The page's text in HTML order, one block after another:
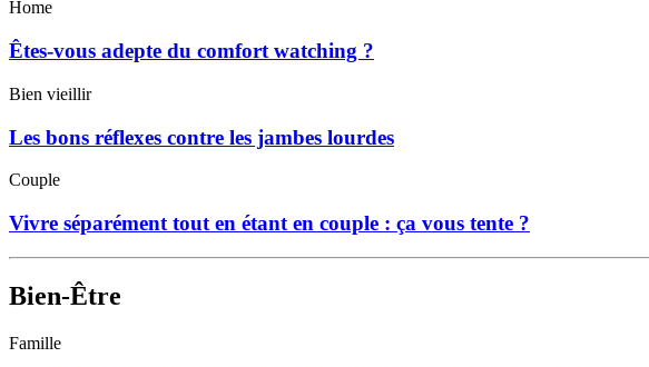
Home
Êtes-vous adepte du comfort watching ?
Bien vieillir
Les bons réflexes contre les jambes lourdes
Couple
Vivre séparément tout en étant en couple : ça vous tente ?
Bien-Être
Famille